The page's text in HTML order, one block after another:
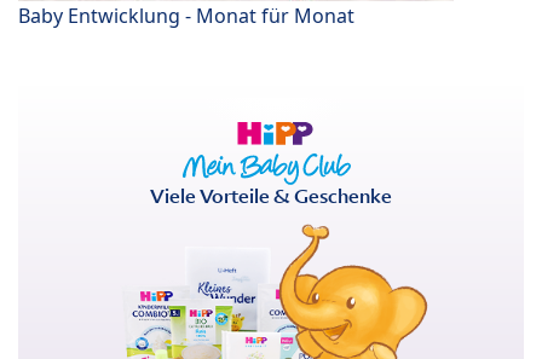
Baby Entwicklung - Monat für Monat
Viele Vorteile & Geschenke